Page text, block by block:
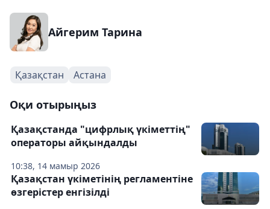
Айгерим Тарина
Қазақстан Астана
Оқи отырыңыз
10:38, 14 мамыр 2026
Қазақстанда "цифрлық үкіметтің"
операторы айқындалды
Қазақстан үкіметінің регламентіне
өзгерістер енгізілді